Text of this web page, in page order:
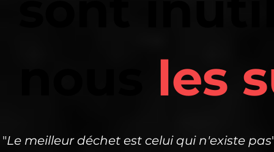
les
"Le meilleur déchet est celui qui n'existe pas